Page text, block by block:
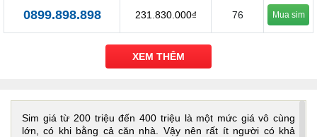
0899.898.898 231.830.000₫ 76 Mua sim
XEM THÊM
Sim giá từ 200 triệu đến 400 triệu là một mức giá vô cùng
lớn, có khi bằng cả căn nhà. Vậy nên rất ít người có khả